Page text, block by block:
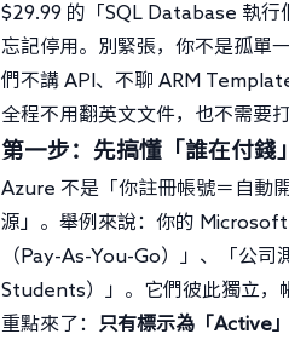
$29.99 的「SQL Database 執
忘記停用。別緊張，你不是孤單
們不講 API、不聊 ARM
全程不用翻英文文件，也不需要
第一步：先搞懂「誰在付
Azure 不是「你註冊帳號＝自動
源」。舉例來說：你的
（Pay-As-You-Go）」、「公
Students）」。它們彼此獨立，
重點來了：
只有標示為「Active